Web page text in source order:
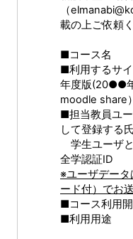
（
載の上ご依頼
■コース名
■利用するサ
年度版(20●●
moodle share）
■担当教員ユ
して登録する
学生ユーザ
全学認証ID
※ユーザデー
ード付）でお
■コース利用
■利用用途